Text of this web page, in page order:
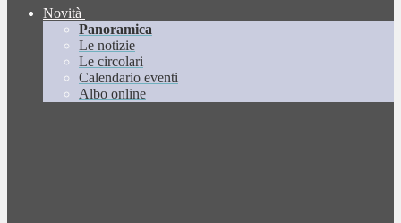
Novità
Panoramica
Le notizie
Le circolari
Calendario eventi
Albo online